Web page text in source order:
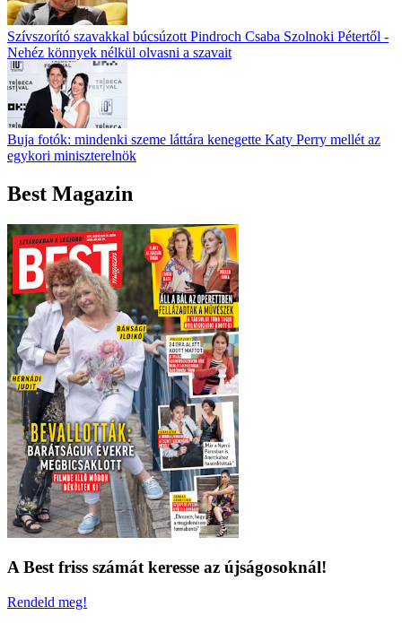
Szívszorító szavakkal búcsúzott Pindroch Csaba Szolnoki Pétertől -
Nehéz könnyek nélkül olvasni a szavait
Buja fotók: mindenki szeme láttára kenegette Katy Perry mellét az
egykori miniszterelnök
Best Magazin
A Best friss számát keresse az újságosoknál!
Rendeld meg!